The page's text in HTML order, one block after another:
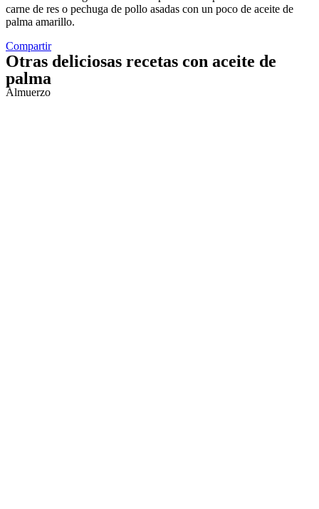
carne de res o pechuga de pollo asadas con un poco de aceite de
palma amarillo.
Compartir
Otras deliciosas recetas con aceite de
palma
Almuerzo